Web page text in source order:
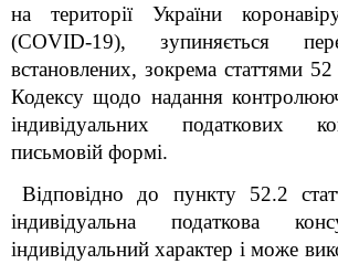
на території України
(COVID-19), зупиняється
встановлених, зокрема статтями
Кодексу щодо надання
індивідуальних податкових
письмовій формі.
Відповідно до пункту 52.2
індивідуальна податкова
індивідуальний характер і може